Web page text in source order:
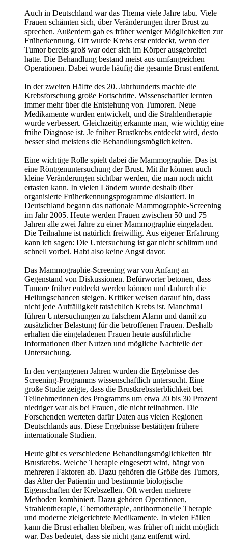
Auch in Deutschland war das Thema viele Jahre tabu. Viele
Frauen schämten sich, über Veränderungen ihrer Brust zu
sprechen. Außerdem gab es früher weniger Möglichkeiten zur
Früherkennung. Oft wurde Krebs erst entdeckt, wenn der
Tumor bereits groß war oder sich im Körper ausgebreitet
hatte. Die Behandlung bestand meist aus umfangreichen
Operationen. Dabei wurde häufig die gesamte Brust entfernt.
In der zweiten Hälfte des 20. Jahrhunderts machte die
Krebsforschung große Fortschritte. Wissenschaftler lernten
immer mehr über die Entstehung von Tumoren. Neue
Medikamente wurden entwickelt, und die Strahlentherapie
wurde verbessert. Gleichzeitig erkannte man, wie wichtig eine
frühe Diagnose ist. Je früher Brustkrebs entdeckt wird, desto
besser sind meistens die Behandlungsmöglichkeiten.
Eine wichtige Rolle spielt dabei die Mammographie. Das ist
eine Röntgenuntersuchung der Brust. Mit ihr können auch
kleine Veränderungen sichtbar werden, die man noch nicht
ertasten kann. In vielen Ländern wurde deshalb über
organisierte Früherkennungsprogramme diskutiert. In
Deutschland begann das nationale Mammographie-Screening
im Jahr 2005. Heute werden Frauen zwischen 50 und 75
Jahren alle zwei Jahre zu einer Mammographie eingeladen.
Die Teilnahme ist natürlich freiwillig. Aus eigener Erfahrung
kann ich sagen: Die Untersuchung ist gar nicht schlimm und
schnell vorbei. Habt also keine Angst davor.
Das Mammographie-Screening war von Anfang an
Gegenstand von Diskussionen. Befürworter betonen, dass
Tumore früher entdeckt werden können und dadurch die
Heilungschancen steigen. Kritiker weisen darauf hin, dass
nicht jede Auffälligkeit tatsächlich Krebs ist. Manchmal
führen Untersuchungen zu falschem Alarm und damit zu
zusätzlicher Belastung für die betroffenen Frauen. Deshalb
erhalten die eingeladenen Frauen heute ausführliche
Informationen über Nutzen und mögliche Nachteile der
Untersuchung.
In den vergangenen Jahren wurden die Ergebnisse des
Screening-Programms wissenschaftlich untersucht. Eine
große Studie zeigte, dass die Brustkrebssterblichkeit bei
Teilnehmerinnen des Programms um etwa 20 bis 30 Prozent
niedriger war als bei Frauen, die nicht teilnahmen. Die
Forschenden werteten dafür Daten aus vielen Regionen
Deutschlands aus. Diese Ergebnisse bestätigen frühere
internationale Studien.
Heute gibt es verschiedene Behandlungsmöglichkeiten für
Brustkrebs. Welche Therapie eingesetzt wird, hängt von
mehreren Faktoren ab. Dazu gehören die Größe des Tumors,
das Alter der Patientin und bestimmte biologische
Eigenschaften der Krebszellen. Oft werden mehrere
Methoden kombiniert. Dazu gehören Operationen,
Strahlentherapie, Chemotherapie, antihormonelle Therapie
und moderne zielgerichtete Medikamente. In vielen Fällen
kann die Brust erhalten bleiben, was früher oft nicht möglich
war. Das bedeutet, dass sie nicht ganz entfernt wird.